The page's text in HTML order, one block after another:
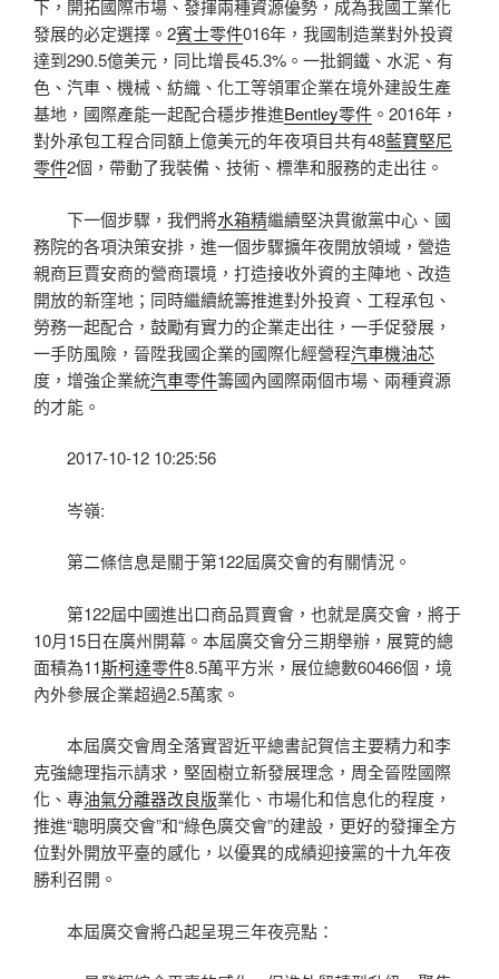
下，開拓國際市場、發揮兩種資源優勢，成為我國工業化
發展的必定選擇。2賓士零件016年，我國制造業對外投資
達到290.5億美元，同比增長45.3%。一批鋼鐵、水泥、有
色、汽車、機械、紡織、化工等領軍企業在境外建設生產
基地，國際產能一起配合穩步推進Bentley零件 。2016年，
對外承包工程合同額上億美元的年夜項目共有48藍寶堅尼
零件2個，帶動了我裝備、技術、標準和服務的走出往。
下一個步驟，我們將水箱精繼續堅決貫徹黨中心、國
務院的各項決策安排，進一個步驟擴年夜開放領域，營造
親商巨賈安商的營商環境，打造接收外資的主陣地、改造
開放的新窪地；同時繼續統籌推進對外投資、工程承包、
勞務一起配合，鼓勵有實力的企業走出往，一手促發展，
一手防風險，晉陞我國企業的國際化經營程汽車機油芯
度，增強企業統汽車零件籌國內國際兩個市場、兩種資源
的才能。
2017-10-12 10:25:56
岑嶺:
第二條信息是關于第122屆廣交會的有關情況。
第122屆中國進出口商品買賣會，也就是廣交會，將于
10月15日在廣州開幕。本屆廣交會分三期舉辦，展覽的總
面積為11斯柯達零件8.5萬平方米，展位總數60466個，境
內外參展企業超過2.5萬家。
本屆廣交會周全落實習近平總書記賀信主要精力和李
克強總理指示請求，堅固樹立新發展理念，周全晉陞國際
化、專油氣分離器改良版業化、市場化和信息化的程度，
推進“聰明廣交會”和“綠色廣交會”的建設，更好的發揮全方
位對外開放平臺的感化，以優異的成績迎接黨的十九年夜
勝利召開。
本屆廣交會將凸起呈現三年夜亮點：